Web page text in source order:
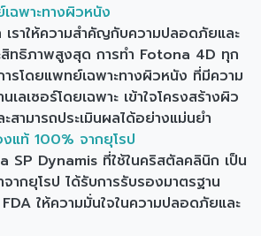
ฉพาะทางผิวหนัง
ราให้ความสำคัญกับความปลอดภัยและ
ทธิภาพสูงสุด การทำ Fotona 4D ทุก
ารโดยแพทย์เฉพาะทางผิวหนัง ที่มีความ
เลเซอร์โดยเฉพาะ เข้าใจโครงสร้างผิว
สามารถประเมินผลได้อย่างแม่นยำ
งแท้ 100% จากยุโรป
SP Dynamis ที่ใช้ในคริสตัลคลินิก เป็น
จากยุโรป ได้รับการรับรองมาตรฐาน
ให้ความมั่นใจในความปลอดภัยและ